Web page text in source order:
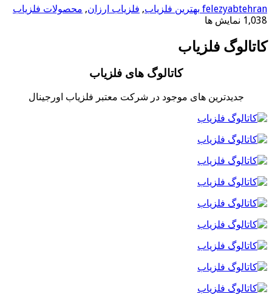
felezyabtehran بهترین فلزیاب, فلزیاب ارزان, محصولات فلزیاب
1,038 نمایش ها
کاتالوگ فلزیاب
کاتالوگ های فلزیاب
جدیدترین های موجود در شرکت معتبر فلزیاب اورجینال